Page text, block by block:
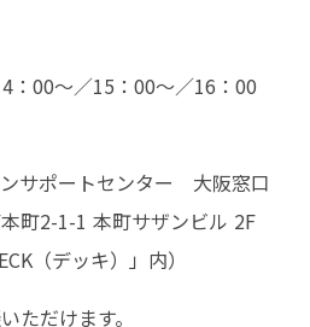
：00～／15：00～／16：00
サポートセンター　大阪窓口
本町2-1-1 本町サザンビル 2F
（デッキ）」内）
ただけます。